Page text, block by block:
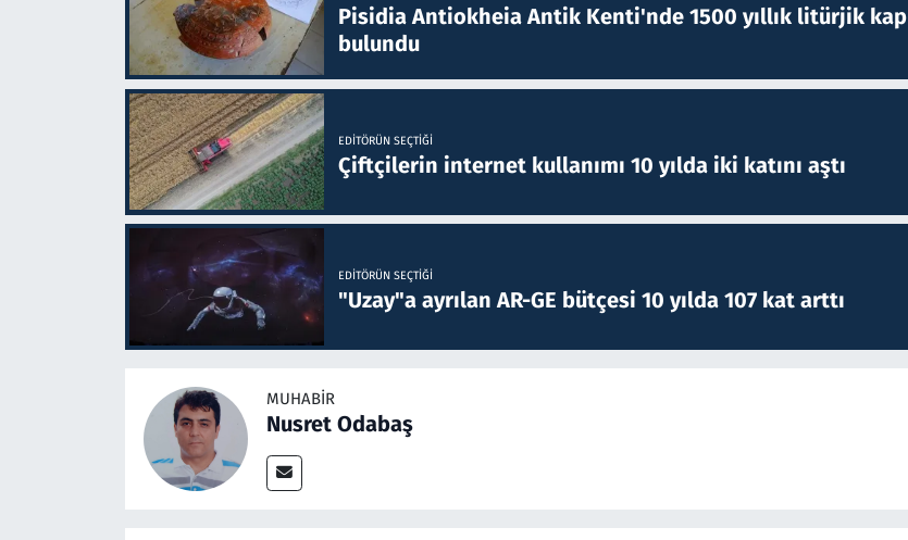
Pisidia Antiokheia Antik Kenti'nde 1500 yıllık litürjik kap
bulundu
EDITÖRÜN SEÇTIĞI
Çiftçilerin internet kullanımı 10 yılda iki katını aştı
EDITÖRÜN SEÇTIĞI
"Uzay"a ayrılan AR-GE bütçesi 10 yılda 107 kat arttı
MUHABIR
Nusret Odabaş